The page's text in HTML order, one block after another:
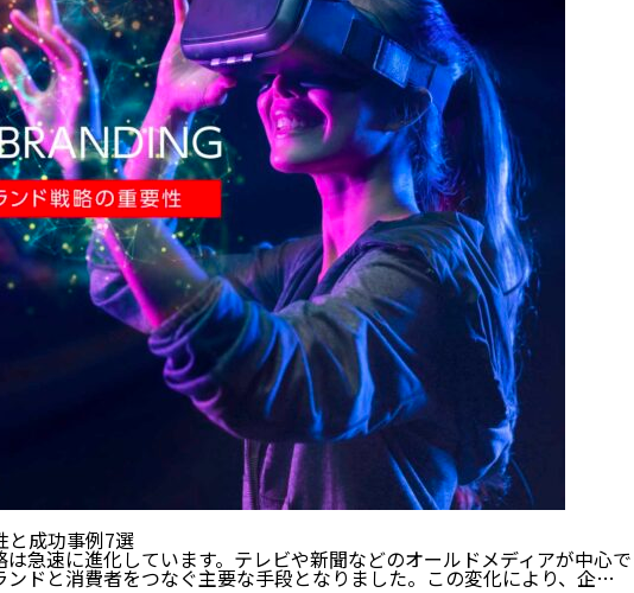
と成功事例7選
急速に進化しています。テレビや新聞などのオールドメディアが中心
ンドと消費者をつなぐ主要な手段となりました。この変化により、企…